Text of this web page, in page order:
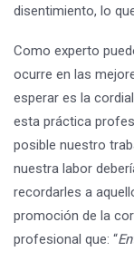
disentimiento, lo
Como experto
ocurre en las
esperar es la
esta práctica
posible nuestro
nuestra labor
recordarles a
promoción de la
profesional que: “